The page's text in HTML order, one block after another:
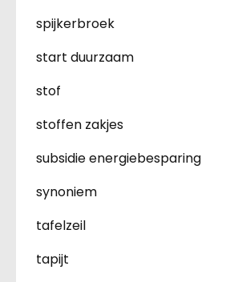
spijkerbroek
start duurzaam
stof
stoffen zakjes
subsidie energiebesparing
synoniem
tafelzeil
tapijt